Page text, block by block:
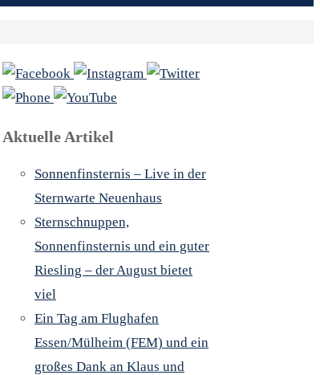
Aktuelle Artikel
Sonnenfinsternis – Live in der
Sternwarte Neuenhaus
Sternschnuppen,
Sonnenfinsternis und ein guter
Riesling – der August bietet
viel
Ein Tag am Flughafen
Essen/Mülheim (FEM) und ein
großes Dank an Klaus und